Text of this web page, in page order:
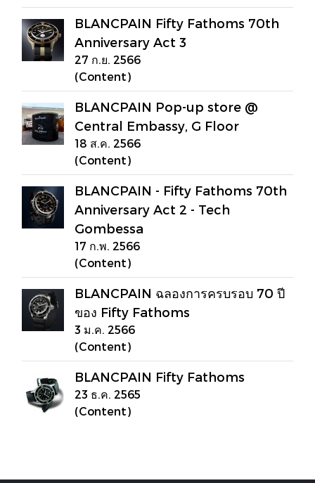
BLANCPAIN Fifty Fathoms 70th
Anniversary Act 3
27 ก.ย. 2566
(Content)
BLANCPAIN Pop-up store @
Central Embassy, G Floor
18 ส.ค. 2566
(Content)
BLANCPAIN - Fifty Fathoms 70th
Anniversary Act 2 - Tech
Gombessa
17 ก.พ. 2566
(Content)
BLANCPAIN ฉลองการครบรอบ 70 ปี
ของ Fifty Fathoms
3 ม.ค. 2566
(Content)
BLANCPAIN Fifty Fathoms
23 ธ.ค. 2565
(Content)